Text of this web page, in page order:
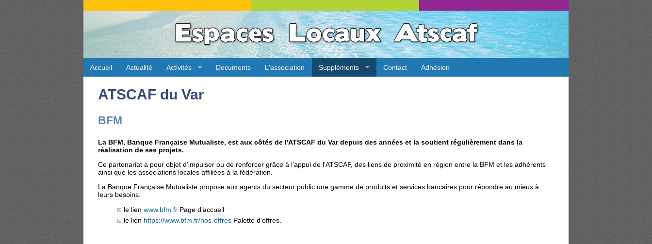
Accueil Actualité Activités Documents L'association Suppléments Contact Adhésion
ATSCAF du Var
BFM
La BFM, Banque Française Mutualiste, est aux côtés de l'ATSCAF du Var depuis des années et la soutient régulièrement dans la
réalisation de ses projets.
Ce partenariat a pour objet d’impulser ou de renforcer grâce à l’appui de l’ATSCAF, des liens de proximité en région entre la BFM et les adhérents
ainsi que les associations locales affiliées à la fédération.
La Banque Française Mutualiste propose aux agents du secteur public une gamme de produits et services bancaires pour répondre au mieux à
leurs besoins.
le lien www.bfm.fr Page d’accueil
le lien https://www.bfm.fr/nos-offres Palette d’offres.